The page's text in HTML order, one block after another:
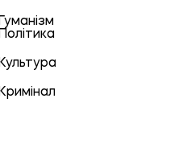
Гуманізм
Політика
Культура
Кримінал